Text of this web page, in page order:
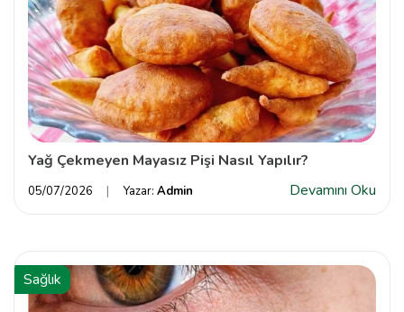
Yağ Çekmeyen Mayasız Pişi Nasıl Yapılır?
05/07/2026 Yazar: Admin Devamını Oku
Sağlık